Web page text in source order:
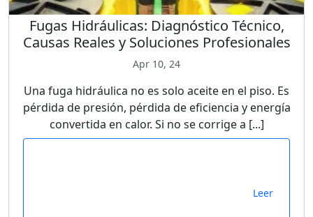
Fugas Hidráulicas: Diagnóstico Técnico,
Causas Reales y Soluciones Profesionales
Apr 10, 24
Una fuga hidráulica no es solo aceite en el piso. Es
pérdida de presión, pérdida de eficiencia y energía
convertida en calor. Si no se corrige a [...]
Leer